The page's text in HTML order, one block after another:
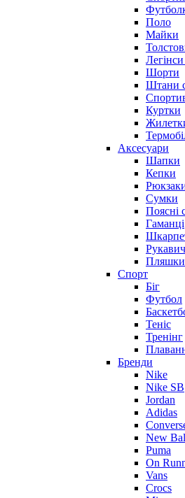
Поло
Майки
Шорти
Штани
Куртки
Аксесуари
Шапки
Кепки
Сумки
Поясні
Гаманці
Пляшки
Спорт
Біг
Футбол
Теніс
Тренінг
Бренди
Nike
Nike SB
Jordan
Adidas
New
Puma
On
Vans
Crocs